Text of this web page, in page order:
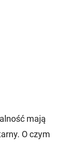
mają
O czym